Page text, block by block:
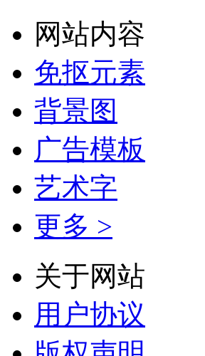
网站内容
免抠元素
背景图
广告模板
艺术字
更多 >
关于网站
用户协议